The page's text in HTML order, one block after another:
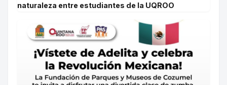
naturaleza entre estudiantes de la UQROO